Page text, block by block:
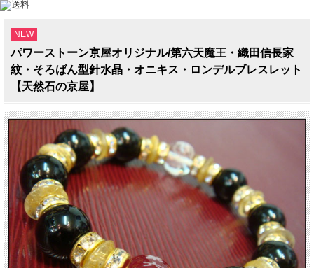
NEW
パワーストーン京屋オリジナル/第六天魔王・織田信長家
紋・そろばん型針水晶・オニキス・ロンデルブレスレット
【天然石の京屋】